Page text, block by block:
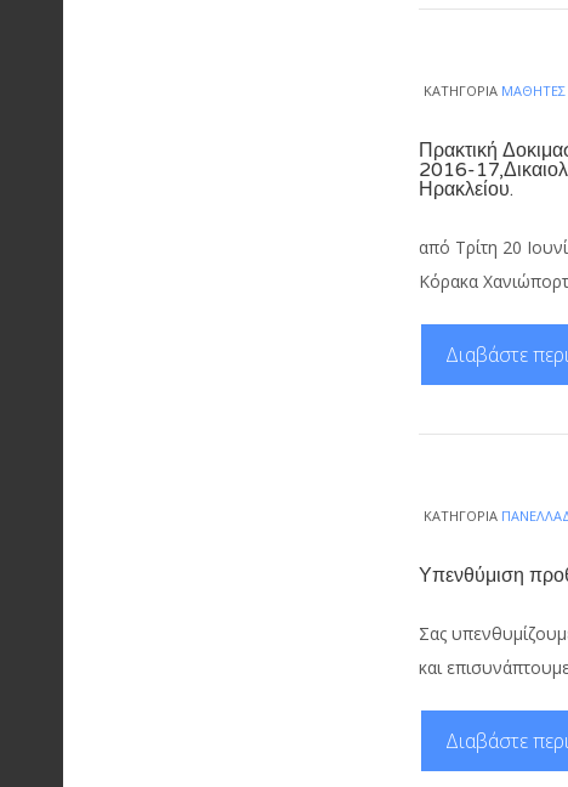
ΚΑΤΗΓΟΡΊΑ ΜΑΘΗΤΈΣ
Πρακτική
2016-
Ηρακλείου.
από Τρίτη 20
Κόρακα
Διαβάστε
ΚΑΤΗΓΟΡΊΑ
Υπενθύμιση
Σας
και
Διαβάστε